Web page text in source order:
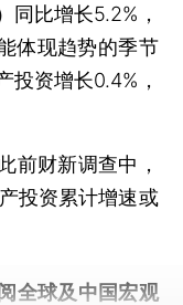
同比增长5.2%，
体现趋势的季节
投资增长0.4%，
财新调查中，
投资累计增速或
全球及中国宏观